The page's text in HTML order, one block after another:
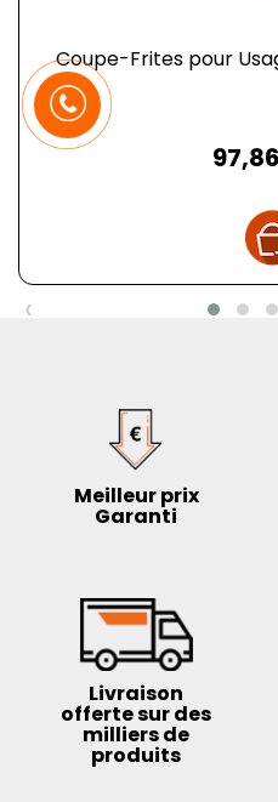
Coupe-Frites pour
‹
Meilleur prix
Garanti
Livraison
offerte sur des
milliers de
produits